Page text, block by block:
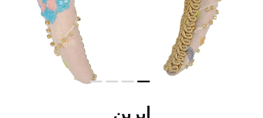
إيرين